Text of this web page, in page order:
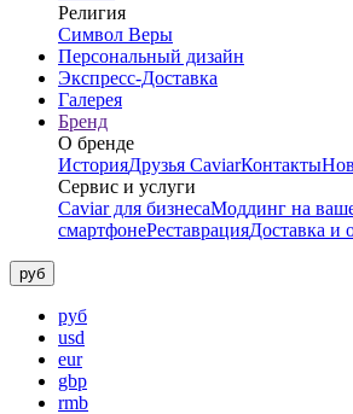
Религия
Символ Веры
Персональный дизайн
Экспресс-Доставка
Галерея
Бренд
О бренде
ИсторияДрузья CaviarКонтакты
Сервис и услуги
Caviar для бизнесаМоддинг на
смартфонеРеставрацияДоставка и
руб
руб
usd
eur
gbp
rmb